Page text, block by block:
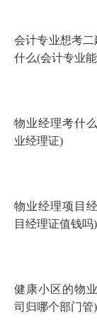
会计专业想考
什么(会计专业
物业经理考什
业经理证)
物业经理项目
目经理证值钱吗)
健康小区的物
司归哪个部门管)